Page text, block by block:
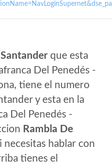
que esta
Del Penedés -
tiene el numero
y esta en la
Del Penedés -
Rambla De
necesitas hablar con
tienes el